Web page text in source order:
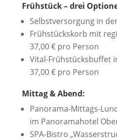
Frühstück – drei
Selbstversorgung in
Frühstückskorb mit
37,00 € pro Person
Vital-Frühstücksbuffet
37,00 € pro Person
Mittag & Abend:
Panorama-Mittags-
im Panoramahotel
SPA-Bistro